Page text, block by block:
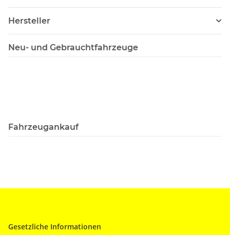
Hersteller
Neu- und Gebrauchtfahrzeuge
Fahrzeugankauf
Gesetzliche Informationen